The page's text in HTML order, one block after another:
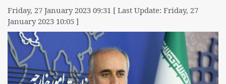
Friday, 27 January 2023 09:31 [ Last Update: Friday, 27
January 2023 10:05 ]